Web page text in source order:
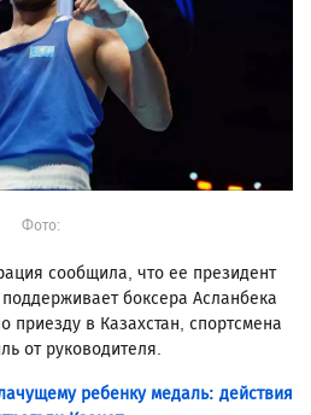
Фото:
сообщила, что ее президент
боксера Асланбека
в Казахстан, спортсмена
от руководителя.
ребенку медаль: действия